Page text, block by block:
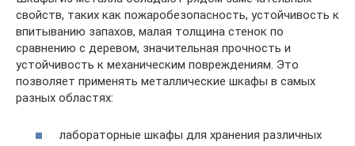
свойств, таких как пожаробезопасность, устойчивость к
впитыванию запахов, малая толщина стенок по
сравнению с деревом, значительная прочность и
устойчивость к механическим повреждениям. Это
позволяет применять металлические шкафы в самых
разных областях:
лабораторные шкафы для хранения различных